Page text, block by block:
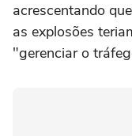
‌acrescentando
as explosões
"gerenciar o